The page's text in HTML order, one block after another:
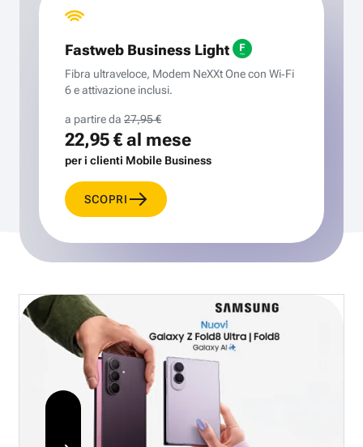
Fastweb Business Light
Fibra ultraveloce, Modem NeXXt One con Wi‑Fi
6 e attivazione inclusi.
a partire da 27,95 €
22,95 €al mese
per i clienti Mobile Business
SCOPRI